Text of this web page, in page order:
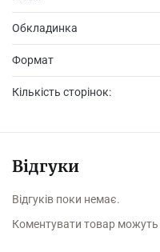
Обкладинка
Формат
Кількість сторінок:
Відгуки
Відгуків поки немає.
Коментувати товар можуть